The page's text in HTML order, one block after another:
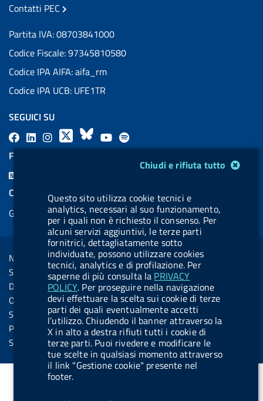
Chiudi e rifiuta tutto
Questo sito utilizza cookie tecnici e
analytics, necessari al suo funzionamento,
per i quali non è richiesto il consenso. Per
alcuni servizi aggiuntivi, le terze parti
fornitrici, dettagliatamente sotto
individuate, possono utilizzare cookies
tecnici, analytics e di profilazione. Per
saperne di più consulta la PRIVACY
POLICY. Per proseguire nella navigazione
devi effettuare la scelta sui cookie di terze
parti dei quali eventualmente accetti
l’utilizzo. Chiudendo il banner attraverso la
X in alto a destra rifiuti tutti i cookie di
terze parti. Puoi rivedere e modificare le
tue scelte in qualsiasi momento attraverso
il link "Gestione cookie" presente nel
footer.
Contatti PEC
Partita IVA: 08703841000
Codice Fiscale: 97345810580
Codice IPA AIFA: aifa_rm
Codice IPA UCB: UFE1TR
SEGUICI SU
F
a
L
i
a
l
.
b
u
t
t
o
n
.
i
n
s
X
B
l
s
k
y
Y
o
u
b
e
l
a
l
.
b
u
t
t
o
n
.
s
p
o
FEED RSS
COOKIES
Gestione cookie
Sezione Link Utili
Note legali
Social Media Policy
Dichiarazione di accessibilità
Obiettivi di accessibilità
Statistiche sito
Privacy
Servizi Online